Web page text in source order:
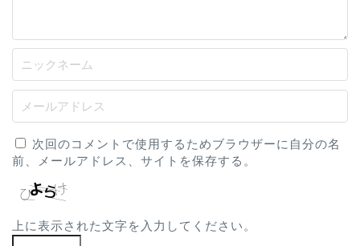
次回のコメントで使用するためブラウザーに自分の名
前、メールアドレス、サイトを保存する。
上に表示された文字を入力してください。